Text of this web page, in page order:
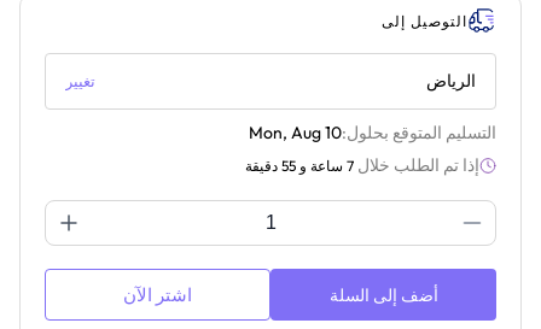
التوصيل إلى
الرياض تغيير
التسليم المتوقع بحلول:Mon, Aug 10
إذا تم الطلب خلال 7 ساعة و 55 دقيقة
أضف إلى السلة اشتر الآن